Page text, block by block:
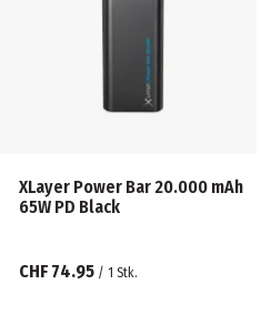
XLayer Power Bar 20.000 mAh
65W PD Black
CHF 74.95 / 1 Stk.